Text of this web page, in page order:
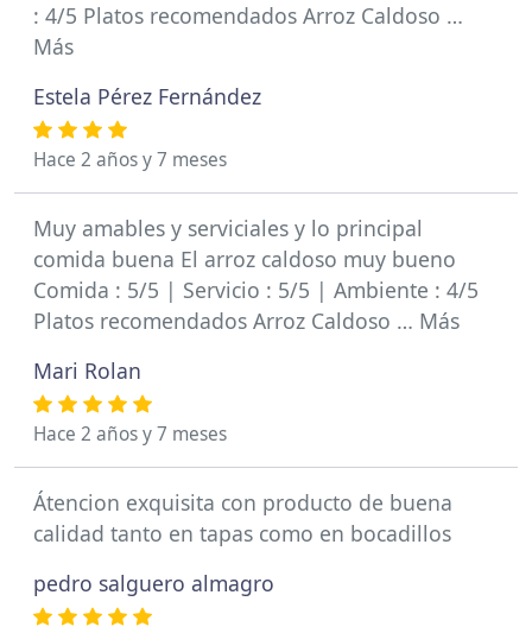
: 4/5 Platos recomendados Arroz Caldoso …
Más
Estela Pérez Fernández
Hace 2 años y 7 meses
Muy amables y serviciales y lo principal
comida buena El arroz caldoso muy bueno
Comida : 5/5 | Servicio : 5/5 | Ambiente : 4/5
Platos recomendados Arroz Caldoso … Más
Mari Rolan
Hace 2 años y 7 meses
Átencion exquisita con producto de buena
calidad tanto en tapas como en bocadillos
pedro salguero almagro